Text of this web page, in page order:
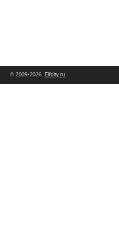
© 2009-2026. Elfcity.ru